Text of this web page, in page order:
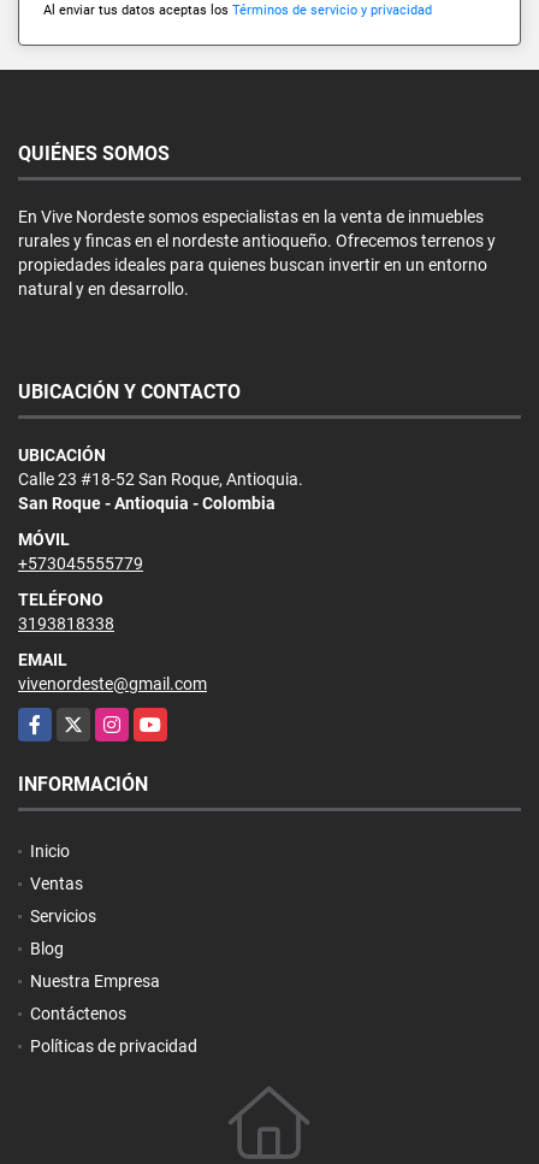
Al enviar tus datos aceptas los Términos de servicio y privacidad
QUIÉNES SOMOS
En Vive Nordeste somos especialistas en la venta de inmuebles
rurales y fincas en el nordeste antioqueño. Ofrecemos terrenos y
propiedades ideales para quienes buscan invertir en un entorno
natural y en desarrollo.
UBICACIÓN Y CONTACTO
UBICACIÓN
Calle 23 #18-52 San Roque, Antioquia.
San Roque - Antioquia - Colombia
MÓVIL
+573045555779
TELÉFONO
3193818338
EMAIL
vivenordeste@gmail.com
Facebook
X InstagramYouTube
INFORMACIÓN
Inicio
Ventas
Servicios
Blog
Nuestra Empresa
Contáctenos
Políticas de privacidad